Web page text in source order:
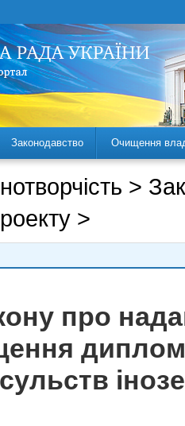
Законодавство Очищення
>
>
про